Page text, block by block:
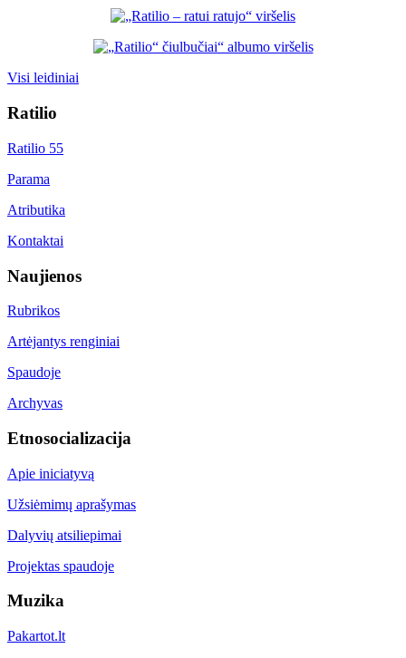
Visi leidiniai
Ratilio
Ratilio 55
Parama
Atributika
Kontaktai
Naujienos
Rubrikos
Artėjantys renginiai
Spaudoje
Archyvas
Etnosocializacija
Apie iniciatyvą
Užsiėmimų aprašymas
Dalyvių atsiliepimai
Projektas spaudoje
Muzika
Pakartot.lt